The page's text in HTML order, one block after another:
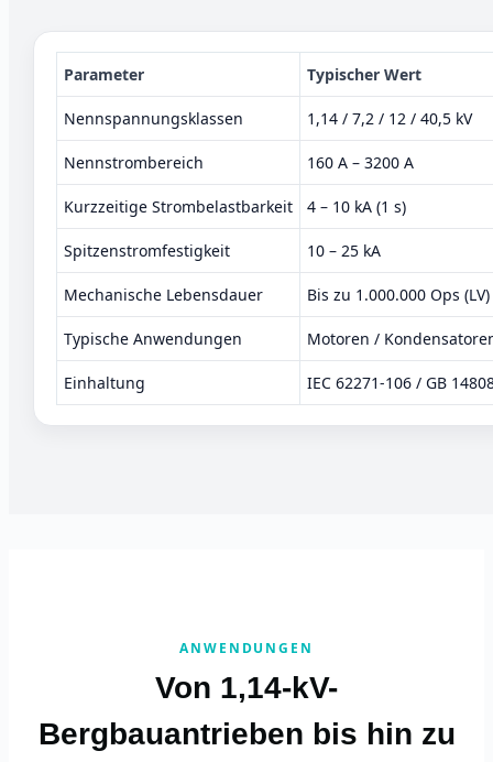
Parameter Typischer Wert
Nennspannungsklassen 1,14 / 7,2 / 12 / 40,5 kV
Nennstrombereich 160 A – 3200 A
Kurzzeitige Strombelastbarkeit 4 – 10 kA (1 s)
Spitzenstromfestigkeit 10 – 25 kA
Mechanische Lebensdauer Bis zu 1.000.000 Ops (LV)
Typische Anwendungen Motoren /
Einhaltung IEC 62271-106 / GB
ANWENDUNGEN
Von 1,14-kV-
Bergbauantrieben bis hin zu